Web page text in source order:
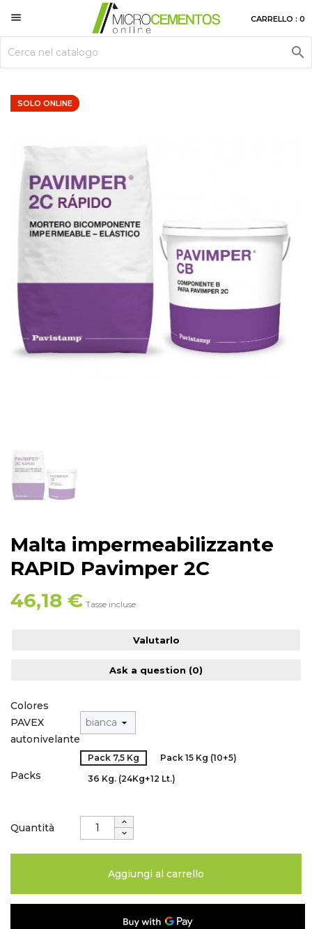
 CARRELLO : 0

SOLO ONLINE
SOLO ONLINE
Malta impermeabilizzante
RAPID Pavimper 2C
46,18 € Tasse incluse
Valutarlo
Ask a question (0)
Colores
PAVEX
autonivelante
Packs
Pack 7,5 Kg
Pack 15 Kg (10+5)
36 Kg. (24Kg+12 Lt.)
Quantità
Aggiungi al carrello